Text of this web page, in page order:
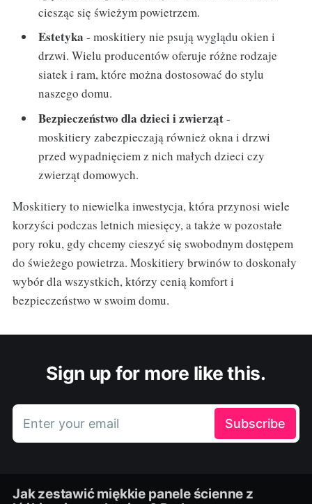
ciesząc się świeżym powietrzem.
Estetyka - moskitiery nie psują wyglądu okien i
drzwi. Wielu producentów oferuje różne rodzaje
siatek i ram, które można dostosować do stylu
naszego domu.
Bezpieczeństwo dla dzieci i zwierząt-
moskitiery zabezpieczają również okna i drzwi
przed wypadnięciem z nich małych dzieci czy
zwierząt domowych.
Moskitiery to niewielka inwestycja, która przynosi wiele
korzyści podczas letnich miesięcy, a także w pozostałe
pory roku, gdy chcemy cieszyć się swobodnym dostępem
do świeżego powietrza. Moskitiery brwinów to doskonały
wybór dla wszystkich, którzy cenią komfort i
bezpieczeństwo w swoim domu.
Sign up for more like this.
Enter your email Subscribe
Jak zestawić miękkie panele ścienne z